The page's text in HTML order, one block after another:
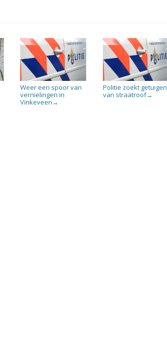
Weer een spoor van
vernielingen in
Vinkeveen →
Politie zoekt getuigen
van straatroof→